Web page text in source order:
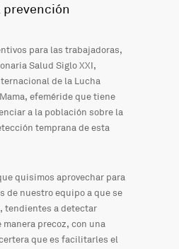
prevención
para las trabajadoras,
Salud Siglo XXI,
de la Lucha
efeméride que tiene
a la población sobre la
temprana de esta
quisimos aprovechar para
de nuestro equipo a que se
tendientes a detectar
precoz, con una
que es facilitarles el